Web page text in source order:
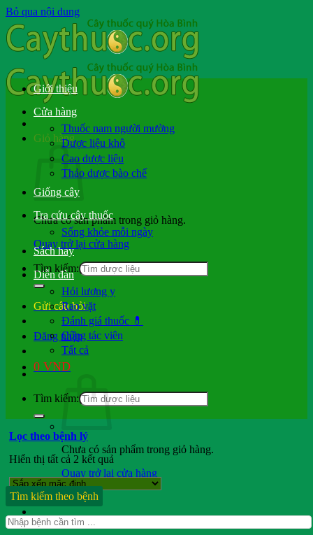
Bỏ qua nội dung
Giỏ hàng
Chưa có sản phẩm trong giỏ hàng.
Quay trở lại cửa hàng
Tìm kiếm:
Gửi câu hỏi
Đăng nhập
0 VND
Chưa có sản phẩm trong giỏ hàng.
Quay trở lại cửa hàng
Hỏi b.sĩ
Giới thiệu
Cửa hàng
Thuốc nam người mường
Dược liệu khô
Cao dược liệu
Thảo dược bào chế
Giống cây
Tra cứu cây thuốc
Sống khỏe mỗi ngày
Sách hay
Diễn đàn
Hỏi lương y
Rao vặt
Đánh giá thuốc 💊
Cộng tác viên
Tất cả
Tìm kiếm:
Lọc theo bệnh lý
Hiển thị tất cả 2 kết quả
Tìm kiếm theo bệnh